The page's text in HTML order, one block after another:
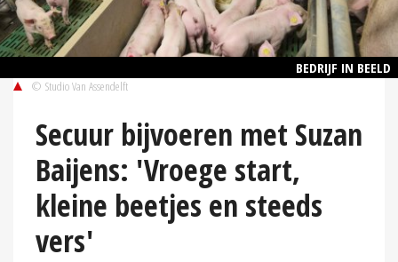
BEDRIJF IN BEELD
© Studio Van Assendelft
Secuur bijvoeren met Suzan
Baijens: 'Vroege start,
kleine beetjes en steeds
vers'